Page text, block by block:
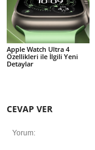
Apple Watch Ultra 4
Özellikleri ile İlgili Yeni
Detaylar
CEVAP VER